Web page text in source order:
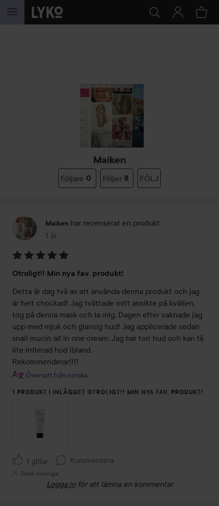
HOPPA TILL INNEHÅLLET
Maiken
Följare 0 Följer 8 FÖLJ
Maiken har recenserat en produkt
1 år
Inlägget skapades 1 år
5
av
5
Otroligt!! Min nya fav. produkt!
Detta är dag två av att använda denna produkt och jag
är helt chockad! Jag tvättade mitt ansikte på kvällen,
tog på denna mask och la mig. Dagen efter vaknade jag
upp med mjuk och glansig hud! Jag applicerade sedan
snail mucin all in one cream. Jag har torr hud och kan få
lite irriterad hud ibland.
Översatt från norska
1 PRODUKT I INLÄGGET OTROLIGT!! MIN NYA FAV. PRODUKT!
1 gillar Kommentera
2666 visningar
Logga in för att lämna en kommentar